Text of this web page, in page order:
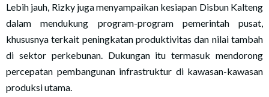
Lebih jauh, Rizky juga menyampaikan kesiapan Disbun Kalteng
dalam mendukung program-program pemerintah pusat,
khususnya terkait peningkatan produktivitas dan nilai tambah
di sektor perkebunan. Dukungan itu termasuk mendorong
percepatan pembangunan infrastruktur di kawasan-kawasan
produksi utama.